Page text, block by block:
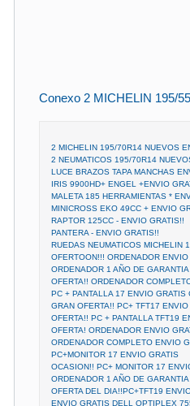
Conexo 2 MICHELIN 195/
2 MICHELIN 195/70R14 NUEVOS
2 NEUMATICOS 195/70R14
LUCE BRAZOS TAPA MANCHAS
IRIS 9900HD+ ENGEL +ENVIO
MALETA 185 HERRAMIENTAS *
MINICROSS EKO 49CC + ENVIO
RAPTOR 125CC - ENVIO GRATIS!!
PANTERA - ENVIO GRATIS!!
RUEDAS NEUMATICOS MICHELIN
OFERTOON!!! ORDENADOR ENVIO
ORDENADOR 1 AÑO DE
OFERTA!! ORDENADOR
PC + PANTALLA 17 ENVIO GRATIS
GRAN OFERTA!! PC+ TFT17 ENVIO
OFERTA!! PC + PANTALLA TFT19
OFERTA! ORDENADOR ENVIO
ORDENADOR COMPLETO ENVIO
PC+MONITOR 17 ENVIO GRATIS
OCASION!! PC+ MONITOR 17
ORDENADOR 1 AÑO DE
OFERTA DEL DIA!!PC+TFT19
ENVIO GRATIS DELL OPTIPLEX